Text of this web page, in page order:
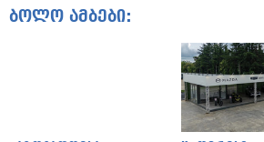
ბოლო ამბები: